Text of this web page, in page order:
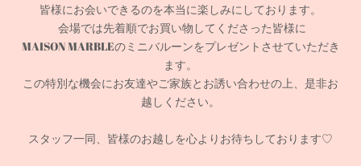
皆様にお会いできるのを本当に楽しみにしております。
会場では先着順でお買い物してくださった皆様に
MAISON MARBLEのミニバルーンをプレゼントさせていただき
ます。
この特別な機会にお友達やご家族とお誘い合わせの上、是非お
越しください。
スタッフ一同、皆様のお越しを心よりお待ちしております♡